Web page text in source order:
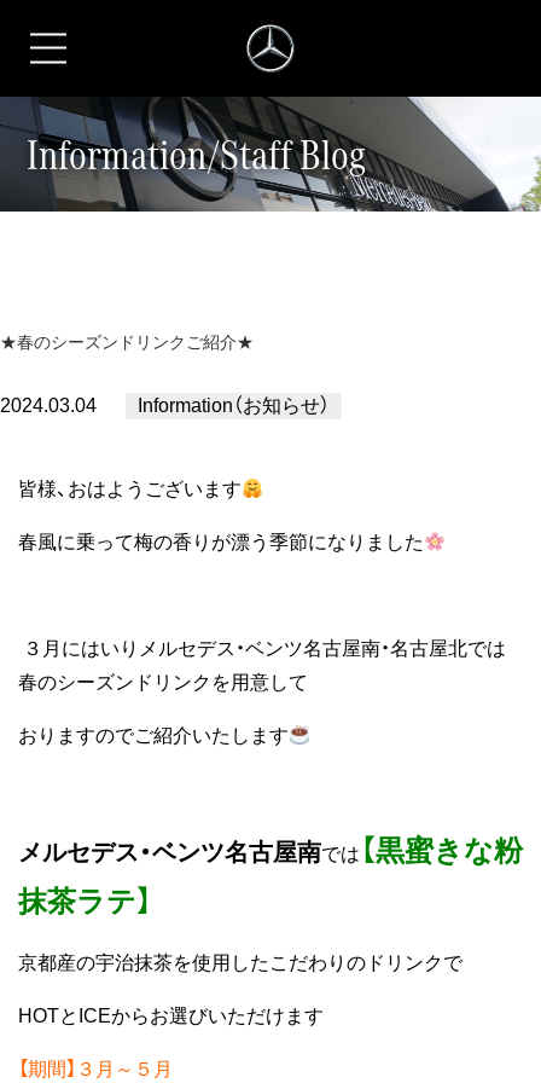
Information/Staff Blog
★春のシーズンドリンクご紹介★
2024.03.04 Information（お知らせ）
皆様、おはようございます
春風に乗って梅の香りが漂う季節になりました
３月にはいりメルセデス・ベンツ名古屋南・名古屋北では
春のシーズンドリンクを用意して
おりますのでご紹介いたします
メルセデス・ベンツ名古屋南では 【黒蜜きな粉
抹茶ラテ】
京都産の宇治抹茶を使用したこだわりのドリンクで
HOTとICEからお選びいただけます
【期間】３月～５月